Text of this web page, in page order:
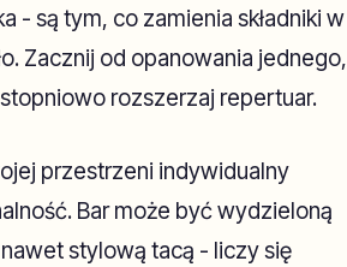
- są tym, co zamienia składniki w
Zacznij od opanowania jednego,
rozszerzaj repertuar.
przestrzeni indywidualny
Bar może być wydzieloną
stylową tacą - liczy się